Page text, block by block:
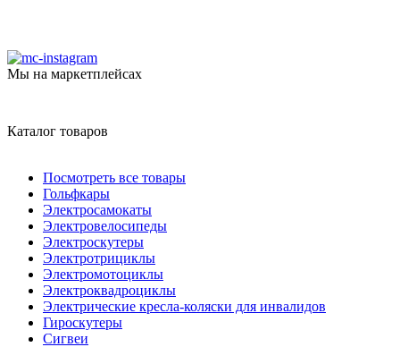
Мы на маркетплейсах
Каталог товаров
Посмотреть все товары
Гольфкары
Электросамокаты
Электровелосипеды
Электроскутеры
Электротрициклы
Электромотоциклы
Электроквадроциклы
Электрические кресла-коляски для инвалидов
Гироскутеры
Сигвеи